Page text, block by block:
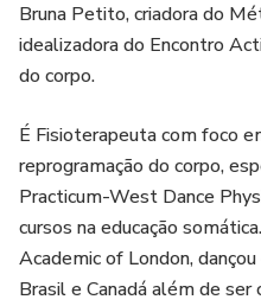
Bruna Petito, criadora do
idealizadora do Encontro
do corpo.
É Fisioterapeuta com foco
reprogramação do corpo,
Practicum-West Dance
cursos na educação
Academic of London,
Brasil e Canadá além de